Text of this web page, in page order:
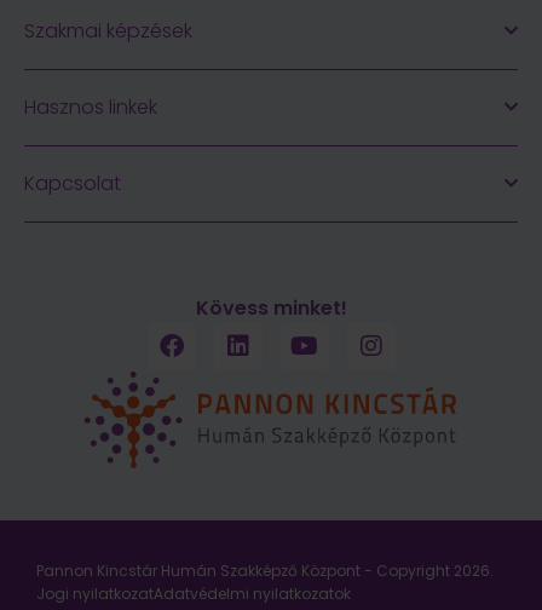
Szakmai képzések
Hasznos linkek
Kapcsolat
Kövess minket!
Pannon Kincstár Humán Szakképző Központ - Copyright 2026.
Jogi nyilatkozatAdatvédelmi nyilatkozatok